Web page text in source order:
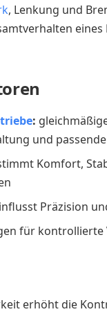
, Lenkung und
eines
:
und
Komfort,
Präzision
für kontrollierte
erhöht die